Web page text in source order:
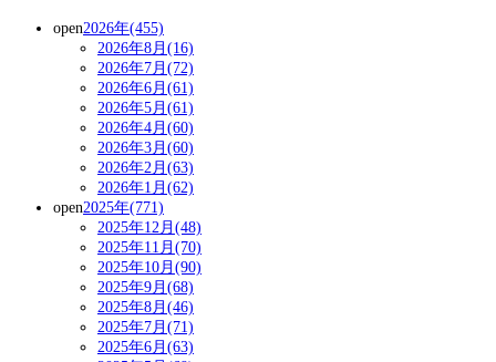
open2026年(455)
2026年8月(16)
2026年7月(72)
2026年6月(61)
2026年5月(61)
2026年4月(60)
2026年3月(60)
2026年2月(63)
2026年1月(62)
open2025年(771)
2025年12月(48)
2025年11月(70)
2025年10月(90)
2025年9月(68)
2025年8月(46)
2025年7月(71)
2025年6月(63)